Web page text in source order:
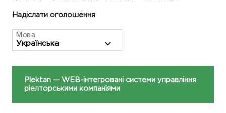
Надіслати оголошення
Мова
Plektan — WEB-інтегровані системи управління
ріелторськими компаніями